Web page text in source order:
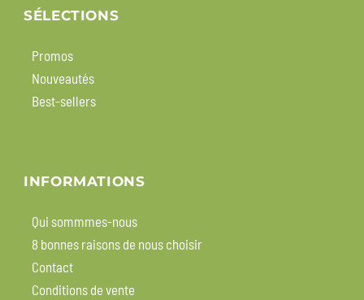
SÉLECTIONS
Promos
Nouveautés
Best-sellers
INFORMATIONS
Qui sommmes-nous
8 bonnes raisons de nous choisir
Contact
Conditions de vente